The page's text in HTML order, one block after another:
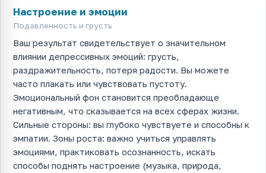
Настроение и эмоции
Подавленность и грусть
Ваш результат свидетельствует о значительном
влиянии депрессивных эмоций: грусть,
раздражительность, потеря радости. Вы можете
часто плакать или чувствовать пустоту.
Эмоциональный фон становится преобладающе
негативным, что сказывается на всех сферах жизни.
Сильные стороны: вы глубоко чувствуете и способны к
эмпатии. Зоны роста: важно учиться управлять
эмоциями, практиковать осознанность, искать
способы поднять настроение (музыка, природа,